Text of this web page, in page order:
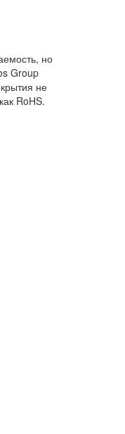
но
Group
не
RoHS.